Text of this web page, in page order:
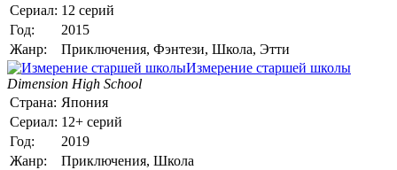
Сериал: 12 серий
Год:
2015
Жанр:
Приключения, Фэнтези, Школа, Этти
Измерение старшей школы
Dimension High School
Страна: Япония
Сериал: 12+ серий
Год:
2019
Жанр:
Приключения, Школа